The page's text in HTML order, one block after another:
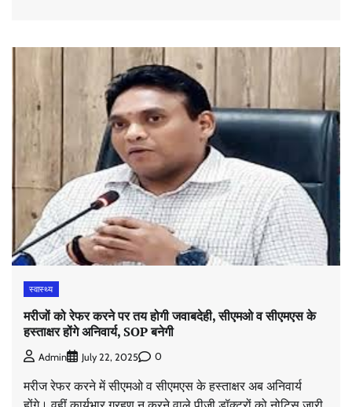
स्वास्थ्य
मरीजों को रेफर करने पर तय होगी जवाबदेही, सीएमओ व सीएमएस के
हस्ताक्षर होंगे अनिवार्य, SOP बनेगी
Admin July 22, 2025 0
मरीज रेफर करने में सीएमओ व सीएमएस के हस्ताक्षर अब अनिवार्य